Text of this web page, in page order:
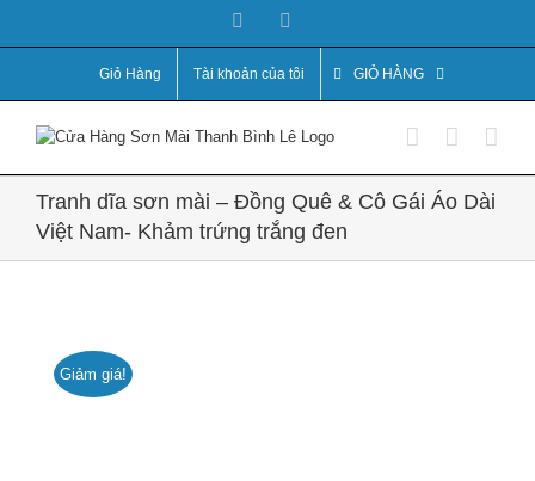
Facebook
Giỏ Hàng Tài khoản của tôi GIỎ HÀNG
Tranh dĩa sơn mài – Đồng Quê & Cô Gái Áo Dài
Việt Nam- Khảm trứng trắng đen
Giảm giá!